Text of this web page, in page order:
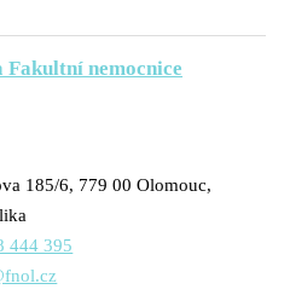
Fakultní nemocnice
185/6, 779 00 Olomouc,
444 395